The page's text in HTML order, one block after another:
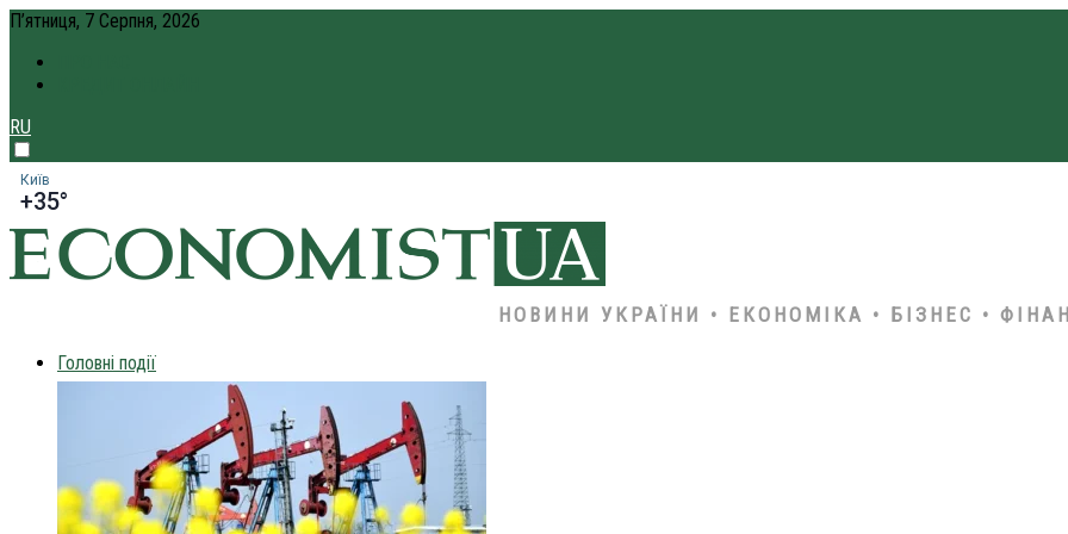
П’ятниця, 7 Серпня, 2026
RU
Київ
+35°
НОВИНИ УКРАЇНИ • ЕКОНОМІКА • БІЗНЕС •
Головні події